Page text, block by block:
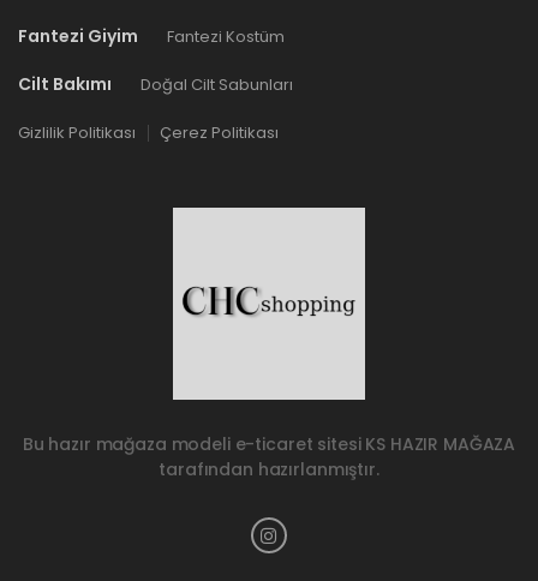
Fantezi Giyim Fantezi Kostüm
Cilt Bakımı Doğal Cilt Sabunları
Gizlilik Politikası Çerez Politikası
Bu hazır mağaza modeli e-ticaret sitesi KS HAZIR MAĞAZA
tarafından hazırlanmıştır.